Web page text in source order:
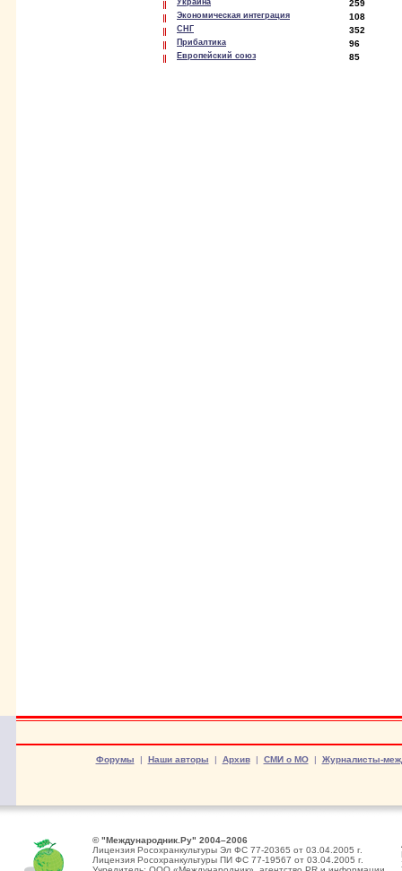
Украина 259
Экономическая интеграция 108
СНГ 352
Прибалтика 96
Европейский союз 85
Форумы | Наши авторы | Архив| СМИ о МО| Журналисты-
© "Международник.Ру" 2004–2006
Лицензия Росохранкультуры Эл ФС 77-20365 от 03.04.2005 г.
Лицензия Росохранкультуры ПИ ФС 77-19567 от 03.04.2005 г.